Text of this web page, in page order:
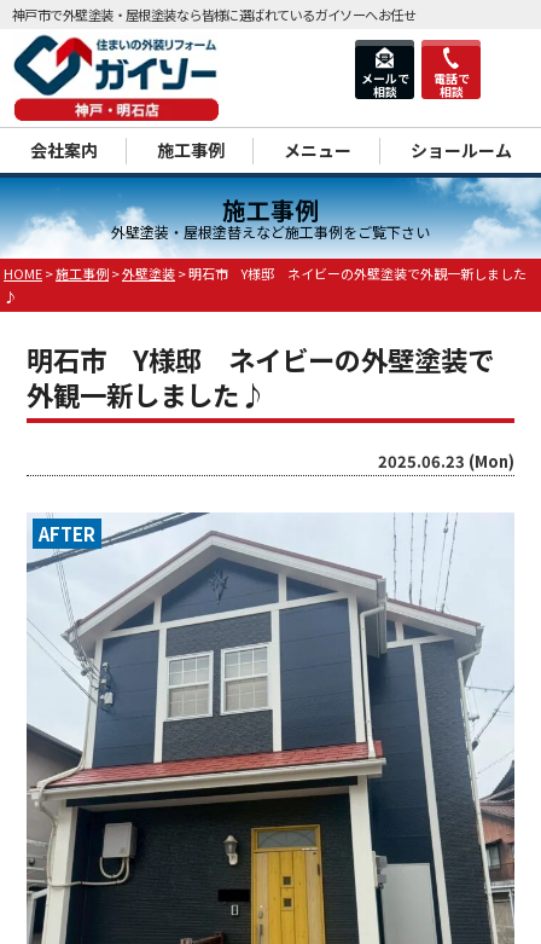
メールで
相談
電話で
相談
神戸市で外壁塗装・屋根塗装なら皆様に選ばれているガイソーへお任せ
会社案内 施工事例 メニュー ショールーム
施工事例
外壁塗装・屋根塗替えなど施工事例をご覧下さい
HOME>施工事例>外壁塗装>明石市 Y様邸 ネイビーの外壁塗装で外観一新しました
♪
明石市 Y様邸 ネイビーの外壁塗装で
外観一新しました♪
2025.06.23 (Mon)
AFTER